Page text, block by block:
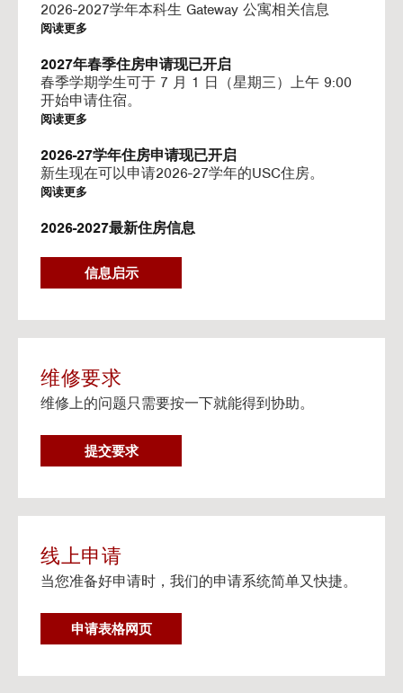
N
V
I
D
E
O
2026-2027学年本科生 Gateway 公寓相关信息
阅读更多
2027年春季住房申请现已开启
春季学期学生可于 7 月 1 日（星期三）上午 9:00
开始申请住宿。
阅读更多
2026-27学年住房申请现已开启
新生现在可以申请2026-27学年的USC住房。
阅读更多
2026-2027最新住房信息
Gateway apartments 将在(UHR)住房续约程序中可
用。
流媒体服务
在个人设备上观看流媒体电视
邮寄信息以及楼宇地址
阅读更多
信息启示
维修要求
维修上的问题只需要按一下就能得到协助。
提交要求维
修
线上申请
当您准备好申请时，我们的申请系统简单又快捷。
申请表格网页